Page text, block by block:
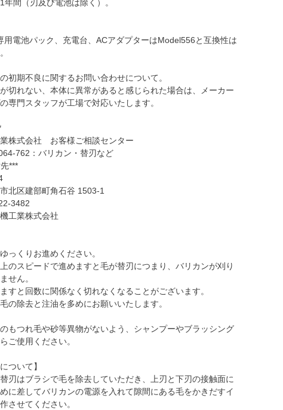
年間（刃及び電池は除く）。
用電池パック、充電台、ACアダプターはModel556と互換性は
初期不良に関するお問い合わせについて。
切れない、本体に異常があると感じられた場合は、メーカー
専門スタッフが工場で対応いたします。
株式会社 お客様ご相談センター
762：バリカン・替刃など
***
北区建部町角石谷 1503-1
3482
工業株式会社
っくりお進めください。
のスピードで進めますと毛が替刃につまり、バリカンが刈り
せん。
すと回数に関係なく切れなくなることがございます。
の除去と注油を多めにお願いいたします。
もつれ毛や砂等異物がないよう、シャンプーやブラッシング
ご使用ください。
ついて】
刃はブラシで毛を除去していただき、上刃と下刃の接触面に
に差してバリカンの電源を入れて隙間にある毛をかきだすイ
させてください。